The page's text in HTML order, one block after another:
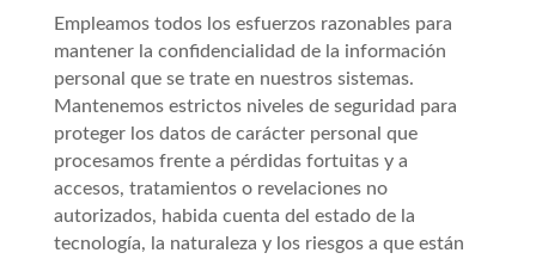
Empleamos todos los esfuerzos razonables para
mantener la confidencialidad de la información
personal que se trate en nuestros sistemas.
Mantenemos estrictos niveles de seguridad para
proteger los datos de carácter personal que
procesamos frente a pérdidas fortuitas y a
accesos, tratamientos o revelaciones no
autorizados, habida cuenta del estado de la
tecnología, la naturaleza y los riesgos a que están